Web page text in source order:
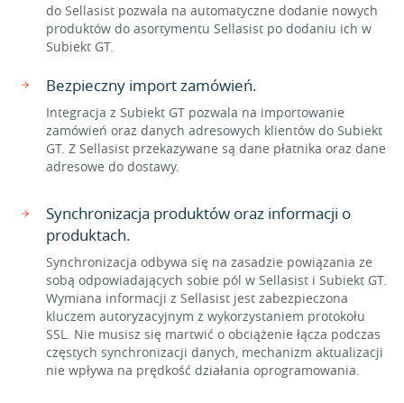
do Sellasist pozwala na automatyczne dodanie nowych
produktów do asortymentu Sellasist po dodaniu ich w
Subiekt GT.
Bezpieczny import zamówień.
Integracja z Subiekt GT pozwala na importowanie
zamówień oraz danych adresowych klientów do Subiekt
GT. Z Sellasist przekazywane są dane płatnika oraz dane
adresowe do dostawy.
Synchronizacja produktów oraz informacji o
produktach.
Synchronizacja odbywa się na zasadzie powiązania ze
sobą odpowiadających sobie pól w Sellasist i Subiekt GT.
Wymiana informacji z Sellasist jest zabezpieczona
kluczem autoryzacyjnym z wykorzystaniem protokołu
SSL. Nie musisz się martwić o obciążenie łącza podczas
częstych synchronizacji danych, mechanizm aktualizacji
nie wpływa na prędkość działania oprogramowania.